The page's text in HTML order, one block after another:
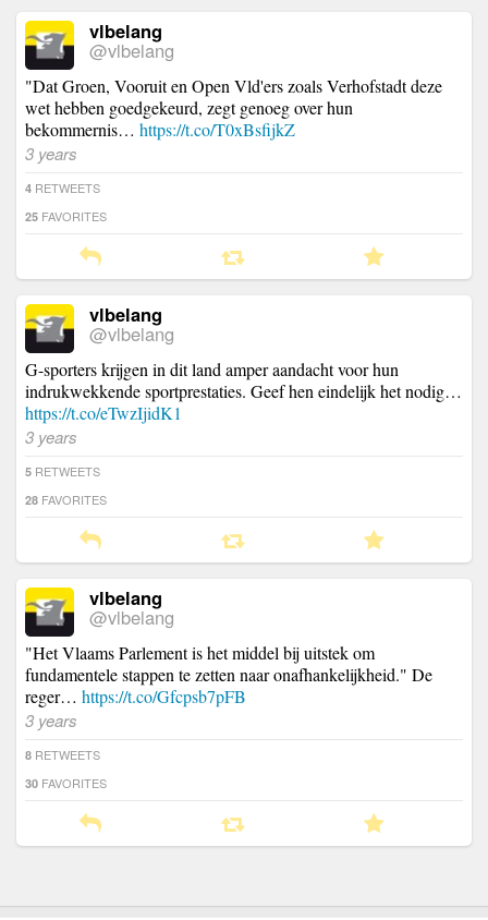
vlbelang
@vlbelang
"Dat Groen, Vooruit en Open Vld'ers zoals Verhofstadt deze
wet hebben goedgekeurd, zegt genoeg over hun
bekommernis… https://t.co/T0xBsfijkZ
3 years
4 RETWEETS
25 FAVORITES
vlbelang
@vlbelang
G-sporters krijgen in dit land amper aandacht voor hun
indrukwekkende sportprestaties. Geef hen eindelijk het nodig…
https://t.co/eTwzIjidK1
3 years
5 RETWEETS
28 FAVORITES
vlbelang
@vlbelang
"Het Vlaams Parlement is het middel bij uitstek om
fundamentele stappen te zetten naar onafhankelijkheid." De
reger… https://t.co/Gfcpsb7pFB
3 years
8 RETWEETS
30 FAVORITES